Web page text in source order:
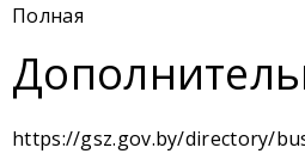
Полная
https://gsz.gov.by/directory/